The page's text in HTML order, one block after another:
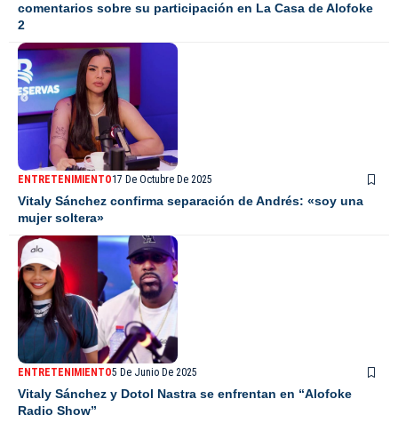
comentarios sobre su participación en La Casa de Alofoke
2
ENTRETENIMIENTO17 De Octubre De 2025
Vitaly Sánchez confirma separación de Andrés: «soy una
mujer soltera»
ENTRETENIMIENTO5 De Junio De 2025
Vitaly Sánchez y Dotol Nastra se enfrentan en “Alofoke
Radio Show”